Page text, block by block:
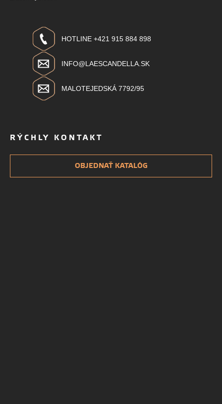
HOTLINE +421 915 884 898
INFO@LAESCANDELLA.SK
MALOTEJEDSKÁ 7792/95
RÝCHLY KONTAKT
OBJEDNAŤ KATALÓG